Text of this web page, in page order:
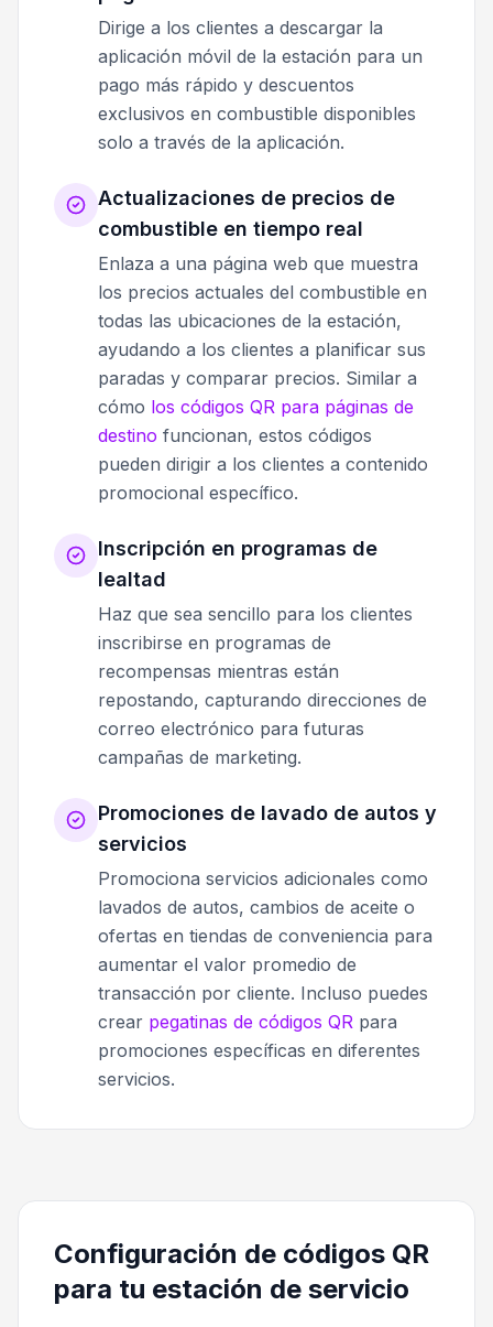
Dirige a los clientes a descargar la
aplicación móvil de la estación para un
pago más rápido y descuentos
exclusivos en combustible disponibles
solo a través de la aplicación.
Actualizaciones de precios de
combustible en tiempo real
Enlaza a una página web que muestra
los precios actuales del combustible en
todas las ubicaciones de la estación,
ayudando a los clientes a planificar sus
paradas y comparar precios. Similar a
cómo los códigos QR para páginas de
destino funcionan, estos códigos
pueden dirigir a los clientes a contenido
promocional específico.
Inscripción en programas de
lealtad
Haz que sea sencillo para los clientes
inscribirse en programas de
recompensas mientras están
repostando, capturando direcciones de
correo electrónico para futuras
campañas de marketing.
Promociones de lavado de autos y
servicios
Promociona servicios adicionales como
lavados de autos, cambios de aceite o
ofertas en tiendas de conveniencia para
aumentar el valor promedio de
transacción por cliente. Incluso puedes
crear pegatinas de códigos QR para
promociones específicas en diferentes
servicios.
Configuración de códigos QR
para tu estación de servicio